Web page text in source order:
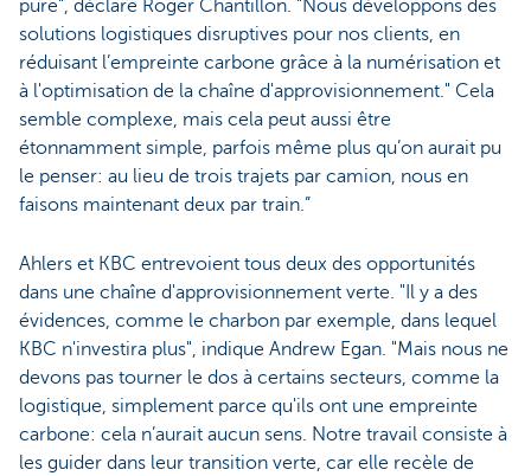
pure", déclare Roger Chantillon. "Nous développons des
solutions logistiques disruptives pour nos clients, en
réduisant l’empreinte carbone grâce à la numérisation et
à l'optimisation de la chaîne d'approvisionnement." Cela
semble complexe, mais cela peut aussi être
étonnamment simple, parfois même plus qu’on aurait pu
le penser: au lieu de trois trajets par camion, nous en
faisons maintenant deux par train.”
Ahlers et KBC entrevoient tous deux des opportunités
dans une chaîne d'approvisionnement verte. "Il y a des
évidences, comme le charbon par exemple, dans lequel
KBC n'investira plus", indique Andrew Egan. "Mais nous ne
devons pas tourner le dos à certains secteurs, comme la
logistique, simplement parce qu'ils ont une empreinte
carbone: cela n’aurait aucun sens. Notre travail consiste à
les guider dans leur transition verte, car elle recèle de